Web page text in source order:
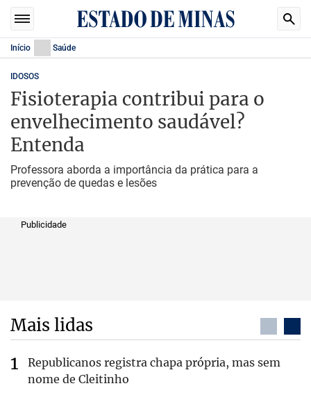
Início Saúde
IDOSOS
Fisioterapia contribui para o
envelhecimento saudável?
Entenda
Professora aborda a importância da prática para a
prevenção de quedas e lesões
Publicidade
Mais lidas
Republicanos registra chapa própria, mas sem
nome de Cleitinho